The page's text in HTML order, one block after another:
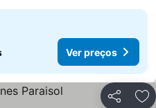
Ver preços
Partilhar